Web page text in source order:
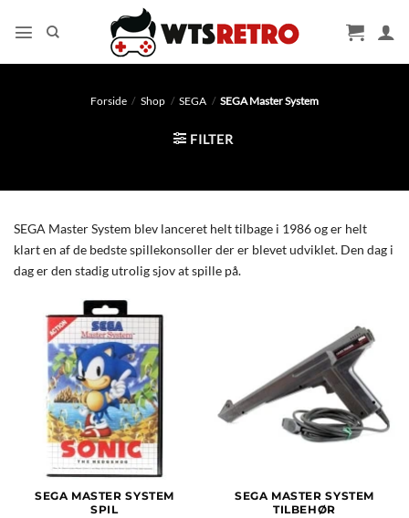
Forside / Shop / SEGA / SEGA Master System
FILTER
SEGA Master System blev lanceret helt tilbage i 1986 og er helt
klart en af de bedste spillekonsoller der er blevet udviklet. Den dag i
dag er den stadig utrolig sjov at spille på.
SEGA MASTER SYSTEM
SPIL
SEGA MASTER SYSTEM
TILBEHØR